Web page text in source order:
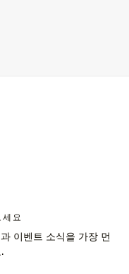
요
이벤트 소식을 가장 먼